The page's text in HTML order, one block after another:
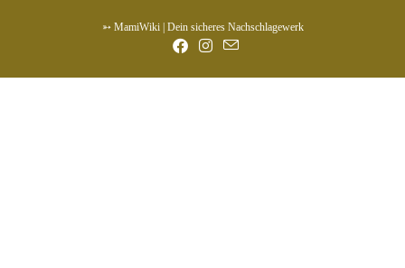
➳ MamiWiki | Dein sicheres Nachschlagewerk